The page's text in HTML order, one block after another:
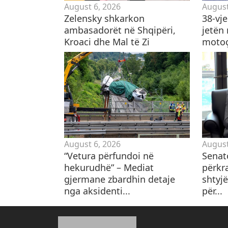
August 6, 2026
Zelensky shkarkon
ambasadorët në Shqipëri,
Kroaci dhe Mal të Zi
38-
jetën
August 6, 2026
“Vetura përfundoi në
hekurudhë” – Mediat
gjermane zbardhin detaje
nga aksidenti...
për...